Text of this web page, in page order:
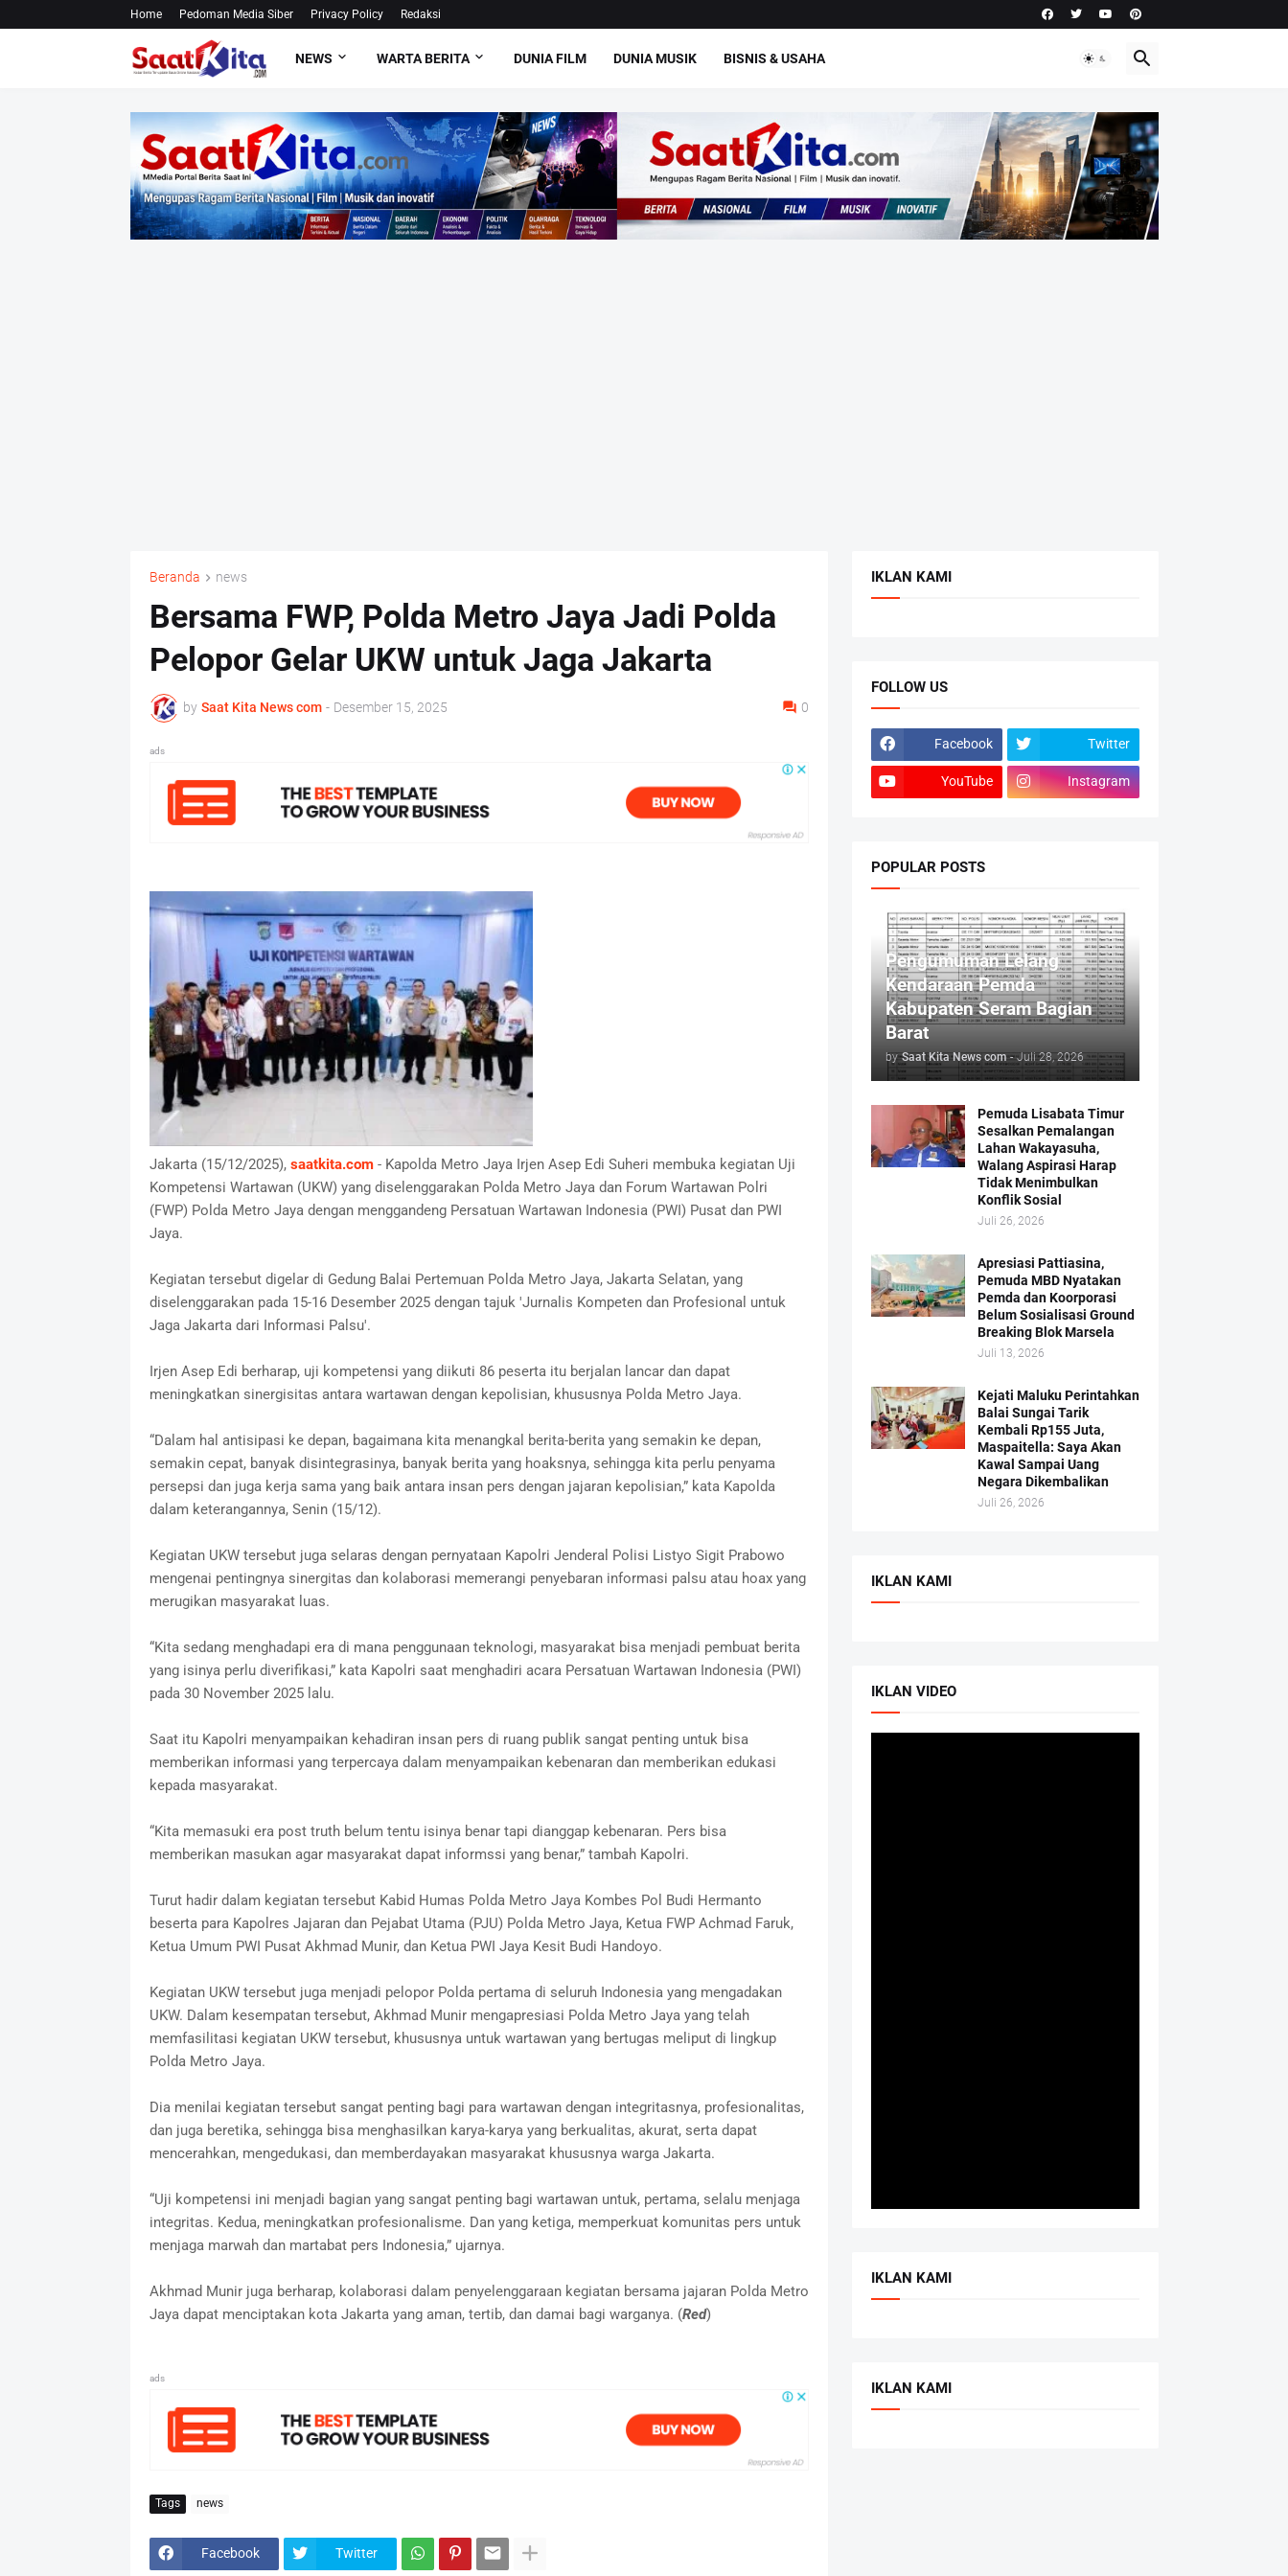
Home Pedoman Media Siber Privacy Policy Redaksi
NEWS WARTA BERITA DUNIA FILM DUNIA MUSIK BISNIS & USAHA
Beranda news
Bersama FWP, Polda Metro Jaya Jadi Polda
Pelopor Gelar UKW untuk Jaga Jakarta
by Saat Kita News com - Desember 15, 2025 0
ads
Jakarta (15/12/2025), saatkita.com- Kapolda Metro Jaya Irjen Asep Edi Suheri membuka kegiatan Uji
Kompetensi Wartawan (UKW) yang diselenggarakan Polda Metro Jaya dan Forum Wartawan Polri
(FWP) Polda Metro Jaya dengan menggandeng Persatuan Wartawan Indonesia (PWI) Pusat dan PWI
Jaya.
Kegiatan tersebut digelar di Gedung Balai Pertemuan Polda Metro Jaya, Jakarta Selatan, yang
diselenggarakan pada 15-16 Desember 2025 dengan tajuk 'Jurnalis Kompeten dan Profesional untuk
Jaga Jakarta dari Informasi Palsu'.
Irjen Asep Edi berharap, uji kompetensi yang diikuti 86 peserta itu berjalan lancar dan dapat
meningkatkan sinergisitas antara wartawan dengan kepolisian, khususnya Polda Metro Jaya.
“Dalam hal antisipasi ke depan, bagaimana kita menangkal berita-berita yang semakin ke depan,
semakin cepat, banyak disintegrasinya, banyak berita yang hoaksnya, sehingga kita perlu penyama
persepsi dan juga kerja sama yang baik antara insan pers dengan jajaran kepolisian,” kata Kapolda
dalam keterangannya, Senin (15/12).
Kegiatan UKW tersebut juga selaras dengan pernyataan Kapolri Jenderal Polisi Listyo Sigit Prabowo
mengenai pentingnya sinergitas dan kolaborasi memerangi penyebaran informasi palsu atau hoax yang
merugikan masyarakat luas.
“Kita sedang menghadapi era di mana penggunaan teknologi, masyarakat bisa menjadi pembuat berita
yang isinya perlu diverifikasi,” kata Kapolri saat menghadiri acara Persatuan Wartawan Indonesia (PWI)
pada 30 November 2025 lalu.
Saat itu Kapolri menyampaikan kehadiran insan pers di ruang publik sangat penting untuk bisa
memberikan informasi yang terpercaya dalam menyampaikan kebenaran dan memberikan edukasi
kepada masyarakat.
“Kita memasuki era post truth belum tentu isinya benar tapi dianggap kebenaran. Pers bisa
memberikan masukan agar masyarakat dapat informssi yang benar,” tambah Kapolri.
Turut hadir dalam kegiatan tersebut Kabid Humas Polda Metro Jaya Kombes Pol Budi Hermanto
beserta para Kapolres Jajaran dan Pejabat Utama (PJU) Polda Metro Jaya, Ketua FWP Achmad Faruk,
Ketua Umum PWI Pusat Akhmad Munir, dan Ketua PWI Jaya Kesit Budi Handoyo.
Kegiatan UKW tersebut juga menjadi pelopor Polda pertama di seluruh Indonesia yang mengadakan
UKW. Dalam kesempatan tersebut, Akhmad Munir mengapresiasi Polda Metro Jaya yang telah
memfasilitasi kegiatan UKW tersebut, khususnya untuk wartawan yang bertugas meliput di lingkup
Polda Metro Jaya.
Dia menilai kegiatan tersebut sangat penting bagi para wartawan dengan integritasnya, profesionalitas,
dan juga beretika, sehingga bisa menghasilkan karya-karya yang berkualitas, akurat, serta dapat
mencerahkan, mengedukasi, dan memberdayakan masyarakat khususnya warga Jakarta.
“Uji kompetensi ini menjadi bagian yang sangat penting bagi wartawan untuk, pertama, selalu menjaga
integritas. Kedua, meningkatkan profesionalisme. Dan yang ketiga, memperkuat komunitas pers untuk
menjaga marwah dan martabat pers Indonesia,” ujarnya.
Akhmad Munir juga berharap, kolaborasi dalam penyelenggaraan kegiatan bersama jajaran Polda Metro
Jaya dapat menciptakan kota Jakarta yang aman, tertib, dan damai bagi warganya. (Red)
ads
Tags news
Facebook Twitter
IKLAN KAMI
FOLLOW US
Facebook Twitter
YouTube Instagram
POPULAR POSTS
Pengumuman Lelang
Kendaraan Pemda
Kabupaten Seram Bagian
Barat
by Saat Kita News com - Juli 28, 2026
Pemuda Lisabata Timur
Sesalkan Pemalangan
Lahan Wakayasuha,
Walang Aspirasi Harap
Tidak Menimbulkan
Konflik Sosial
Juli 26, 2026
Apresiasi Pattiasina,
Pemuda MBD Nyatakan
Pemda dan Koorporasi
Belum Sosialisasi Ground
Breaking Blok Marsela
Juli 13, 2026
Kejati Maluku Perintahkan
Balai Sungai Tarik
Kembali Rp155 Juta,
Maspaitella: Saya Akan
Kawal Sampai Uang
Negara Dikembalikan
Juli 26, 2026
IKLAN KAMI
IKLAN VIDEO
IKLAN KAMI
IKLAN KAMI